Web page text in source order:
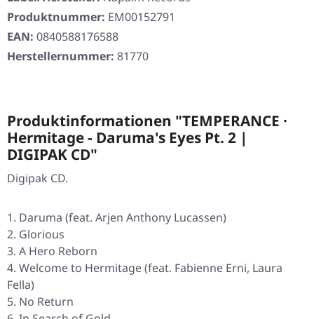
Produktnummer: EM00152791
EAN: 0840588176588
Herstellernummer: 81770
Produktinformationen "TEMPERANCE ·
Hermitage - Daruma's Eyes Pt. 2 |
DIGIPAK CD"
Digipak CD.
Daruma (feat. Arjen Anthony Lucassen)
Glorious
A Hero Reborn
Welcome to Hermitage (feat. Fabienne Erni, Laura
Fella)
No Return